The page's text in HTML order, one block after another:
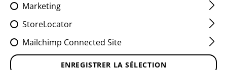
Marketing
StoreLocator
Mailchimp Connected Site
ENREGISTRER LA SÉLECTION